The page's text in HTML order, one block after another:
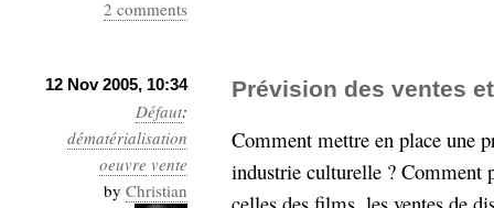
2 comments
12 Nov 2005, 10:34
Défaut:
dématérialisation
oeuvre vente
by Christian
Prévision des ventes
Comment mettre en place une
industrie culturelle ? Comment
Archives